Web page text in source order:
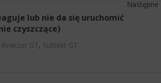
Następne
lub nie da się uruchomić
czyszczące)
Rewizor GT, Subiekt GT